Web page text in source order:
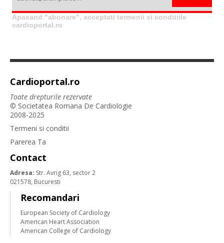
Apasand "abonare", acceptati termenii si conditiile
cardioportal.ro
Cardioportal.ro
Toate drepturile rezervate
© Societatea Romana De Cardiologie
2008-2025
Termeni si conditii
Parerea Ta
Contact
Adresa: Str. Avrig 63, sector 2
021578, Bucuresti
Recomandari
European Society of Cardiology
American Heart Association
American College of Cardiology